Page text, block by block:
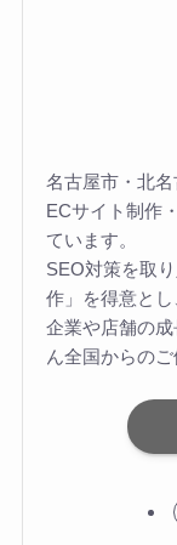
名古屋市・北
ECサイト制作
ています。
SEO対策を取
作」を得意と
企業や店舗の
ん全国からのご